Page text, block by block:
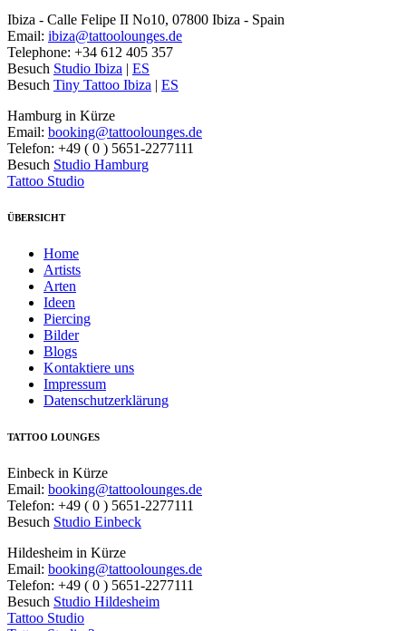
Ibiza - Calle Felipe II No10, 07800 Ibiza - Spain
Email: ibiza@tattoolounges.de
Telephone: +34 612 405 357
Besuch Studio Ibiza | ES
Besuch Tiny Tattoo Ibiza | ES
Hamburg in Kürze
Email: booking@tattoolounges.de
Telefon: +49 ( 0 ) 5651-2277111
Besuch Studio Hamburg
Tattoo Studio
ÜBERSICHT
Home
Artists
Arten
Ideen
Piercing
Bilder
Blogs
Kontaktiere uns
Impressum
Datenschutzerklärung
TATTOO LOUNGES
Einbeck in Kürze
Email: booking@tattoolounges.de
Telefon: +49 ( 0 ) 5651-2277111
Besuch Studio Einbeck
Hildesheim in Kürze
Email: booking@tattoolounges.de
Telefon: +49 ( 0 ) 5651-2277111
Besuch Studio Hildesheim
Tattoo Studio